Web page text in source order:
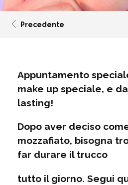
Precedente
Appuntamento
make up speciale, e
lasting!
Dopo aver deciso
mozzafiato, bisogna
far durare il trucco
tutto il giorno. Segui